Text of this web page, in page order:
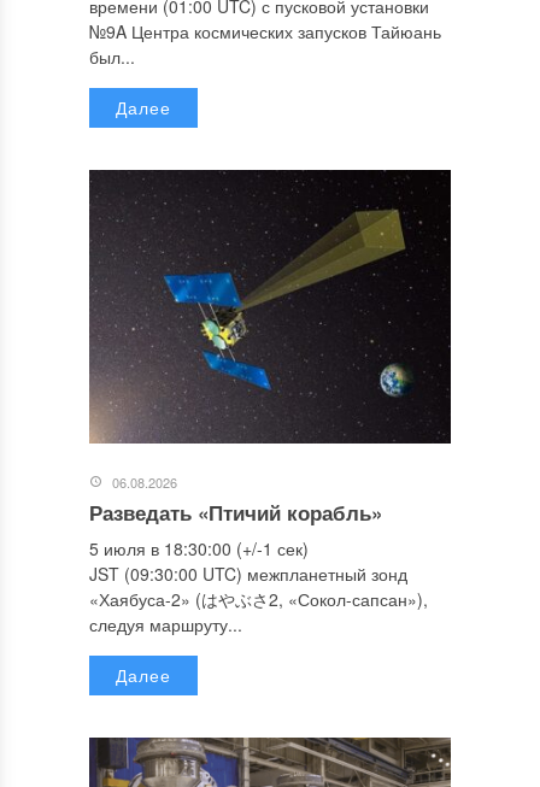
времени (01:00 UTC) с пусковой установки
№9A Центра космических запусков Тайюань
был...
Далее
06.08.2026
Разведать «Птичий корабль»
5 июля в 18:30:00 (+/-1 сек)
JST (09:30:00 UTC) межпланетный зонд
«Хаябуса-2» (はやぶさ2, «Сокол-сапсан»),
следуя маршруту...
Далее